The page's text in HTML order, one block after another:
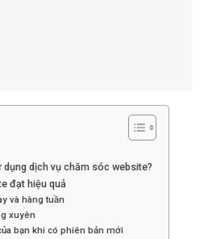
dịch vụ chăm sóc website?
đạt hiệu quả
và hàng tuần
xuyên
bạn khi có phiên bản mới